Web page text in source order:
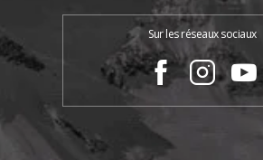
Sur les réseaux sociaux